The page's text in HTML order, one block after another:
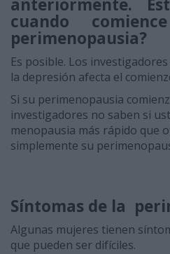
anteriormente.
cuando
perimenopausia?
Es posible. Los
la depresión afecta el
Si su perimenopausia
investigadores no saben si
menopausia más rápido que
simplemente su
Síntomas de la
Algunas mujeres tienen
que pueden ser difíciles.